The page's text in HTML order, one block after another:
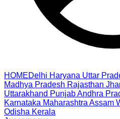
HOMEDelhi Haryana Uttar
Madhya Pradesh Rajasthan
Uttarakhand PunjabAndhra
Karnataka Maharashtra Assam
Odisha Kerala